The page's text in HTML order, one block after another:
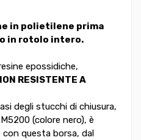
in polietilene prima
in rotolo intero.
epossidiche,
RESISTENTE A
degli stucchi di chiusura,
(colore nero), è
questa borsa, dal